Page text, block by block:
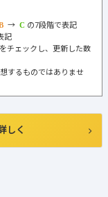
→
の7段階で表記
記
チェックし、更新した数
するものではありませ
しく